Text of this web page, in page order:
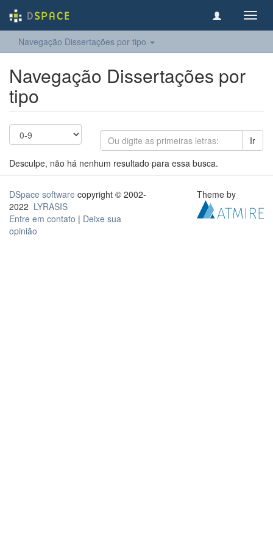
Navegação Dissertações por tipo
Navegação Dissertações por
tipo
Ir
Desculpe, não há nenhum resultado para essa busca.
DSpace software copyright © 2002-
2022 LYRASIS
Entre em contato | Deixe sua
opinião
Theme by